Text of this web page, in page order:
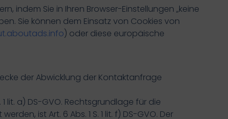
indem Sie in Ihren Browser-Einstellungen „keine
Sie können dem Einsatz von Cookies von
) oder diese europäische
der Abwicklung der Kontaktanfrage
lit. a) DS-GVO. Rechtsgrundlage für die
ist Art. 6 Abs. 1 S. 1 lit. f) DS-GVO. Der